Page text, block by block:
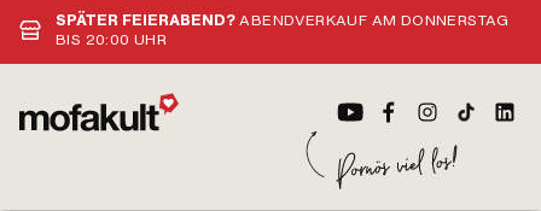
SPÄTER FEIERABEND?ABENDVERKAUF AM DONNERSTAG
BIS 20:00 UHR